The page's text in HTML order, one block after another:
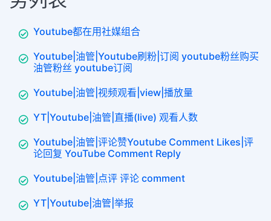
Youtube都在用社媒组合
Youtube|油管|Youtube刷粉|订阅 youtube粉丝购买
油管粉丝 youtube订阅
Youtube|油管|视频观看|view|播放量
YT|Youtube|油管|直播(live) 观看人数
Youtube|油管|评论赞Youtube Comment Likes|评
论回复 YouTube Comment Reply
Youtube|油管|点评 评论 comment
YT|Youtube|油管|举报